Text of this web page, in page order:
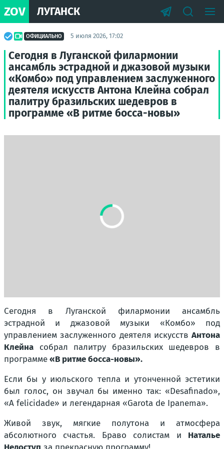
ZOV ЛУГАНСК
ОФИЦИАЛЬНО 5 июля 2026, 17:02
Сегодня в Луганской филармонии
ансамбль эстрадной и джазовой музыки
«Комбо» под управлением заслуженного
деятеля искусств Антона Клейна собрал
палитру бразильских шедевров в
программе «В ритме босса-новы»
Сегодня в Луганской филармонии ансамбль
эстрадной и джазовой музыки «Комбо» под
управлением заслуженного деятеля искусств Антона
Клейна собрал палитру бразильских шедевров в
программе«В ритме босса-новы».
Если бы у июльского тепла и утонченной эстетики
был голос, он звучал бы именно так: «Desafinado»,
«A felicidade» и легендарная «Garota de Ipanema».
Живой звук, мягкие полутона и атмосфера
абсолютного счастья. Браво солистам и Наталье